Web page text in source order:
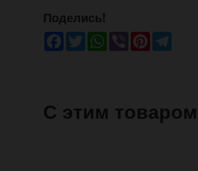
Поделись!
Facebook
TwitterWhatsApp
ViberPinterest
С этим